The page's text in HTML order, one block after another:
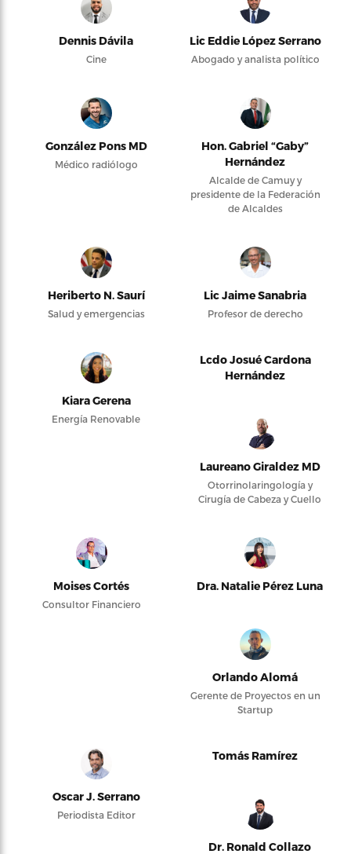
Dennis Dávila
Cine
Lic Eddie López Serrano
Abogado y analista político
González Pons MD
Médico radiólogo
Hon. Gabriel “Gaby”
Hernández
Alcalde de Camuy y
presidente de la Federación
de Alcaldes
Heriberto N. Saurí
Salud y emergencias
Lic Jaime Sanabria
Profesor de derecho
Kiara Gerena
Energía Renovable
Lcdo Josué Cardona
Hernández
Laureano Giraldez MD
Otorrinolaringología y
Cirugía de Cabeza y Cuello
Moises Cortés
Consultor Financiero
Dra. Natalie Pérez Luna
Orlando Alomá
Gerente de Proyectos en un
Startup
Oscar J. Serrano
Periodista Editor
Tomás Ramírez
Dr. Ronald Collazo